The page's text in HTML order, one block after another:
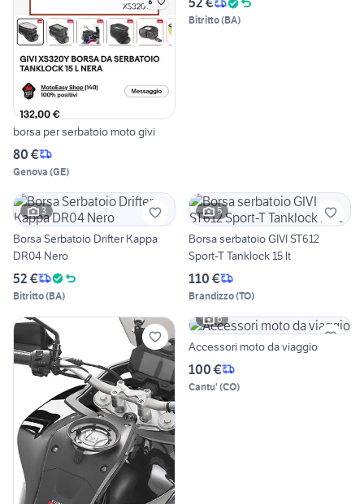
borsa per serbatoio moto givi
80 €
Genova (GE)
Bitritto(BA)
3
Borsa Serbatoio Drifter Kappa
DR04 Nero
52 €
Bitritto(BA)
5
Borsa serbatoio GIVI ST612
Sport-T Tanklock 15 lt
110 €
Brandizzo(TO)
6
Accessori moto da viaggio
100 €
Cantu' (CO)